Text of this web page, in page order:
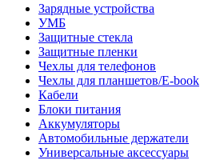
Зарядные устройства
УМБ
Защитные стекла
Защитные пленки
Чехлы для телефонов
Чехлы для планшетов/E-book
Кабели
Блоки питания
Аккумуляторы
Автомобильные держатели
Универсальные аксессуары